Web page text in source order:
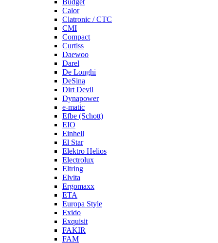
Budget
Calor
Clatronic / CTC
CMI
Compact
Curtiss
Daewoo
Darel
De Longhi
DeSina
Dirt Devil
Dynapower
e-matic
Efbe (Schott)
EIO
Einhell
El Star
Elektro Helios
Electrolux
Eltring
Elvita
Ergomaxx
ETA
Europa Style
Exido
Exquisit
FAKIR
FAM